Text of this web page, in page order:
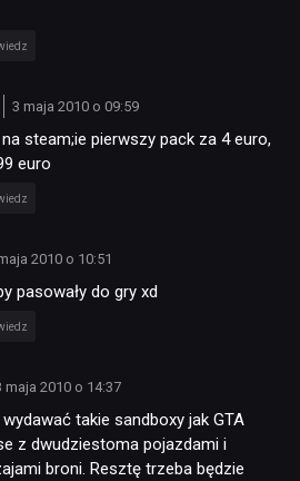
3 maja 2010 o 09:59
steam;ie pierwszy pack za 4 euro,
euro
2010 o 10:51
pasowały do gry xd
maja 2010 o 14:37
wydawać takie sandboxy jak GTA
z dwudziestoma pojazdami i
broni. Resztę trzeba będzie